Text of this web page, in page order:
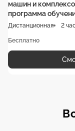
машин и
программа
Дистанционная 2
Бесплатно